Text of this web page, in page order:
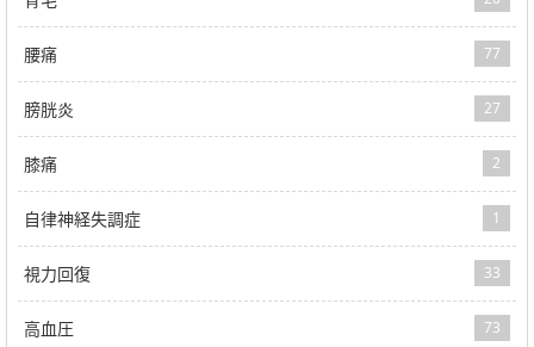
腰痛 77
膀胱炎 27
膝痛 2
自律神経失調症 1
視力回復 33
高血圧 73